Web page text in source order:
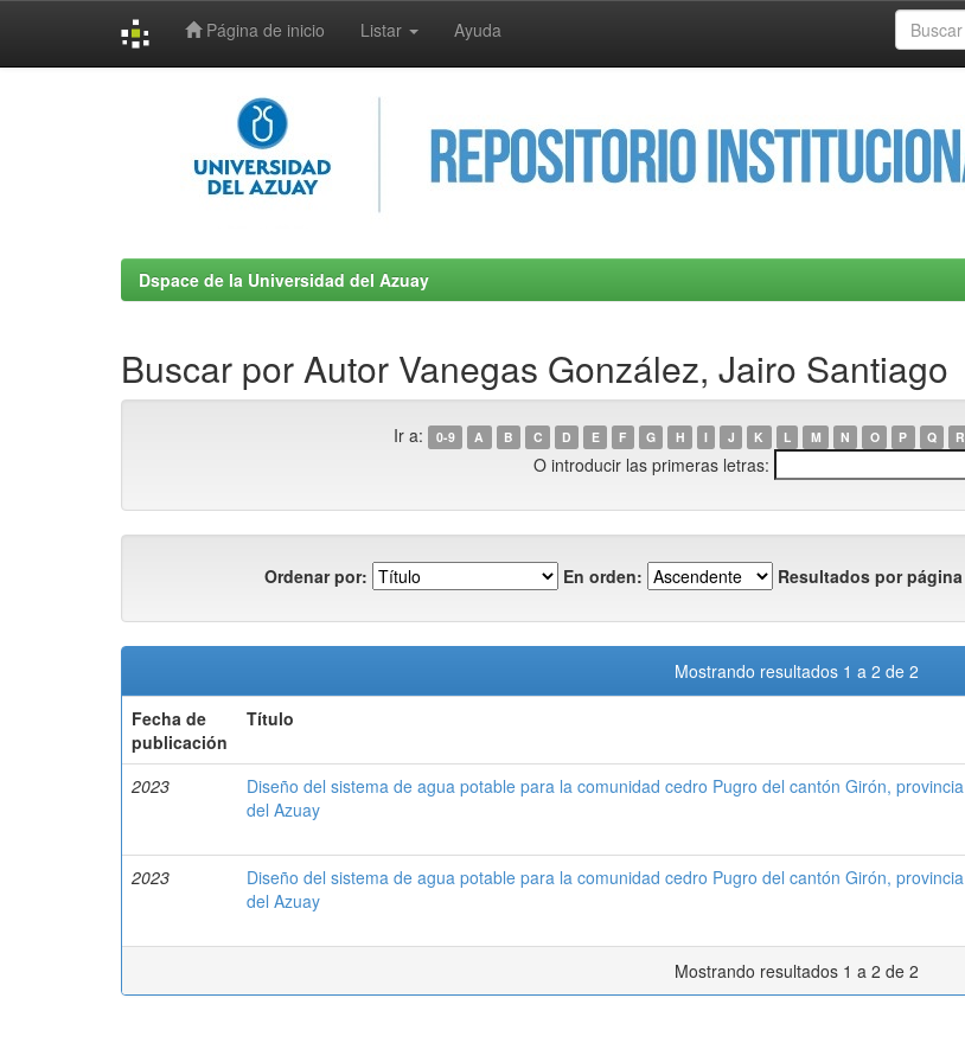
Página de inicio Listar Ayuda
Dspace de la Universidad del Azuay
Buscar por Autor Vanegas González, Jairo Santiago
Ir a: 0-9 A B C D E F G H I J K L M N O P Q R
O introducir las primeras letras:
Ordenar por: En orden: Resultados por página
Mostrando resultados 1 a 2 de 2
Fecha de
publicación
Título
2023
Diseño del sistema de agua potable para la comunidad cedro Pugro del cantón Girón, provincia
del Azuay
2023
Diseño del sistema de agua potable para la comunidad cedro Pugro del cantón Girón, provincia
del Azuay
Mostrando resultados 1 a 2 de 2